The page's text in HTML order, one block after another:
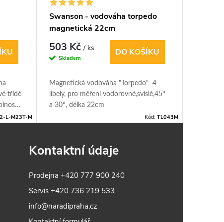
třídě
0°,
na
L-M23T-M
Swanson - vodováha torpedo
magnetická 22cm
503 Kč/ ks
Skladem
DO KOŠÍKU
Magnetická vodováha "Torpedo" 4
libely, pro měření vodorovné,svislé,45°
a 30°, délka 22cm
Kód: TL043M
Kontaktní údaje
Prodejna+420 777 900 240
Servis+420 736 219 533
info@naradipraha.cz